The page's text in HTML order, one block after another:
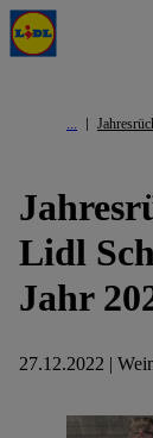
Lidl
Jahr
27.12.2022 |